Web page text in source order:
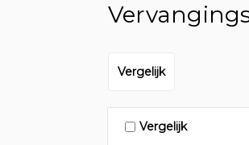
Vergelijk
Vergelijk